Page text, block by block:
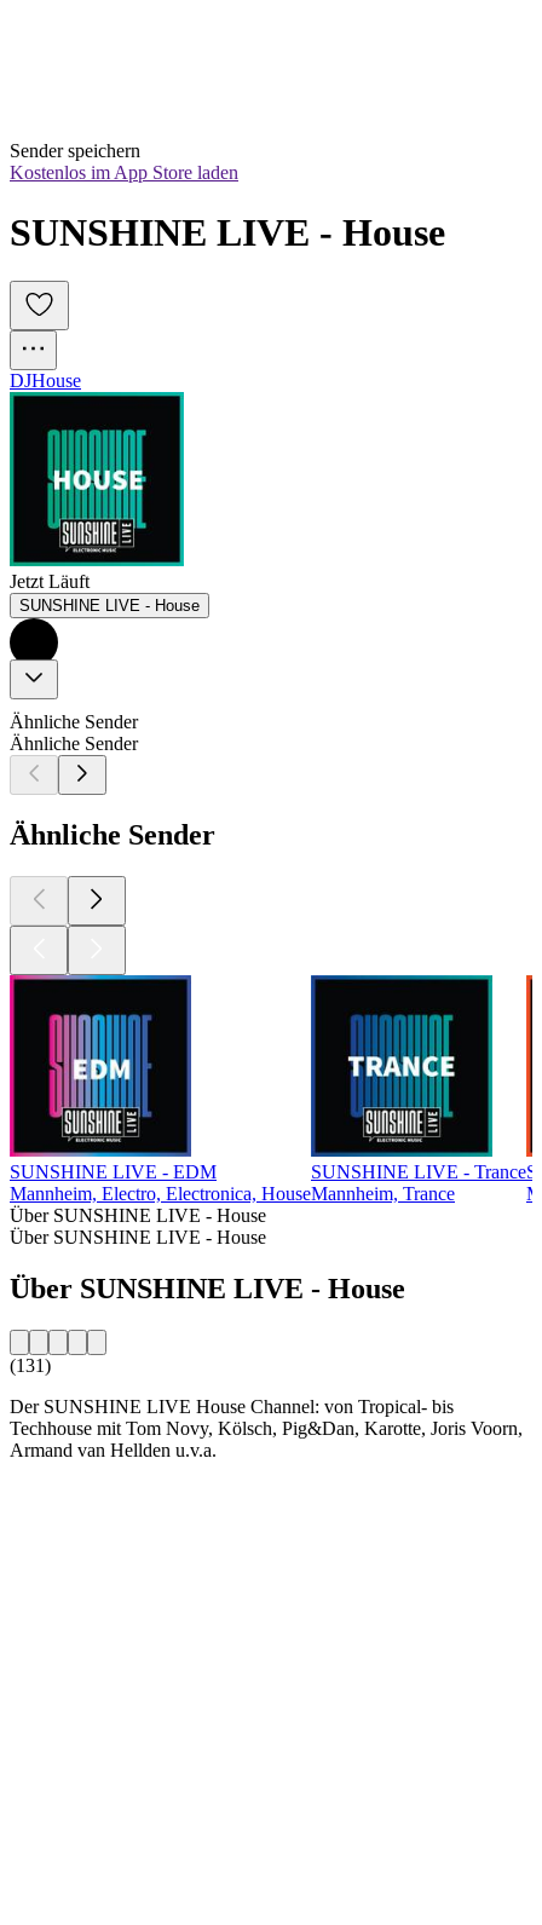
Sender speichern
Kostenlos im App Store laden
SUNSHINE LIVE - House
DJHouse
Jetzt Läuft
SUNSHINE LIVE - House
Ähnliche Sender
Ähnliche Sender
Ähnliche Sender
SUNSHINE LIVE - EDM
Mannheim, Electro, Electronica, House
SUNSHINE LIVE - Trance
Mannheim, Trance
Über SUNSHINE LIVE - House
Über SUNSHINE LIVE - House
Über SUNSHINE LIVE - House
(131)
Der SUNSHINE LIVE House Channel: von Tropical- bis
Techhouse mit Tom Novy, Kölsch, Pig&Dan, Karotte, Joris Voorn,
Armand van Hellden u.v.a.